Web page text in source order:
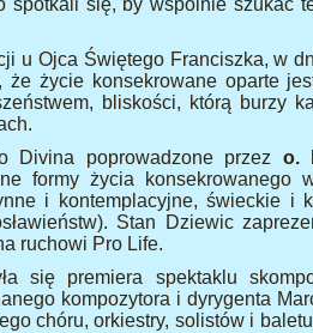
spotkali się, by wspólnie szukać
u Ojca Świętego Franciszka, w
życie konsekrowane oparte
bliskości, którą burzy
Divina poprowadzone przez o.
formy życia konsekrowanego
i kontemplacyjne, świeckie i
Stan Dziewic
ruchowi Pro Life.
się premiera spektaklu
kompozytora i dyrygenta
chóru, orkiestry, solistów i